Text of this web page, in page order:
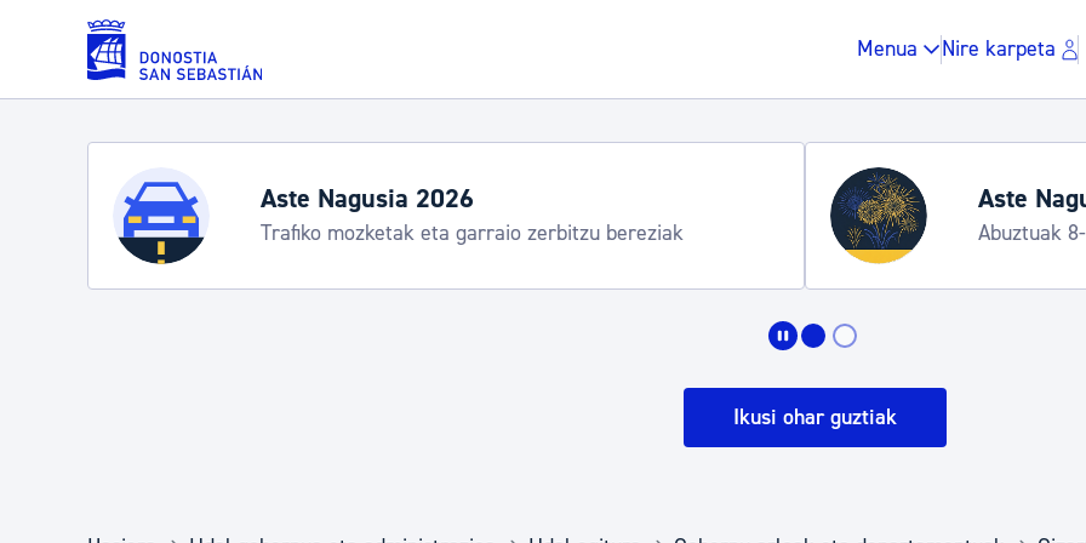
Eduki nagusira joan
Menua Nire karpeta
Zerbitzuak
Errolda eta gai pertsonalak
Gune publikoa,
Aste Nagusia 2026
Trafiko mozketak eta garraio zerbitzu bereziak
Aste
Abuztuak
Ikusi ohar guztiak